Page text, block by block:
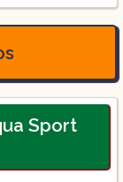
Sport